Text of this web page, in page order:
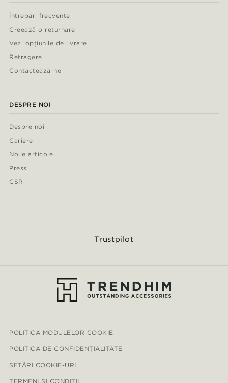
Întrebări frecvente
Creează o returnare
Vezi opțiunile de livrare
Retragere
Contactează-ne
DESPRE NOI
Despre noi
Cariere
Noile articole
Press
CSR
Trustpilot
POLITICA MODULELOR COOKIE
POLITICA DE CONFIDENȚIALITATE
SETĂRI COOKIE-URI
TERMENI ȘI CONDIȚII